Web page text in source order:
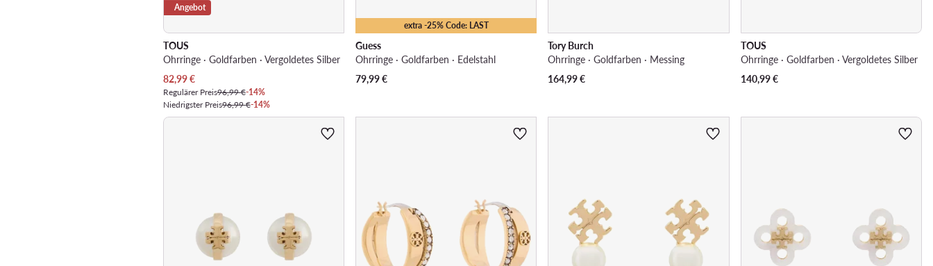
Angebot
TOUS
Ohrringe · Goldfarben · Vergoldetes Silber
Aktueller Preis
82,99€
Regulärer Preis96,99 €-14%
Niedrigster Preis96,99 €-14%
extra -25% Code: LAST
Guess
Ohrringe · Goldfarben · Edelstahl
79,99€
Tory Burch
Ohrringe · Goldfarben · Messing
164,99€
TOUS
Ohrringe · Goldfarben · Vergoldetes Silber
140,99€